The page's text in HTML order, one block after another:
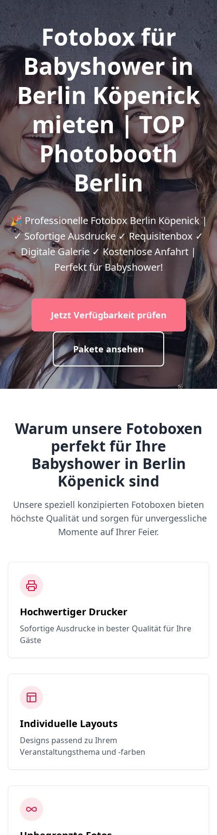
Fotobox für
Babyshower in
Berlin Köpenick
mieten | TOP
Photobooth
Berlin
🎉 Professionelle Fotobox Berlin Köpenick |
✓ Sofortige Ausdrucke ✓ Requisitenbox ✓
Digitale Galerie ✓ Kostenlose Anfahrt |
Perfekt für Babyshower!
Jetzt Verfügbarkeit prüfen
Pakete ansehen
Warum unsere Fotoboxen
perfekt für Ihre
Babyshower in Berlin
Köpenick sind
Unsere speziell konzipierten Fotoboxen bieten
höchste Qualität und sorgen für unvergessliche
Momente auf Ihrer Feier.
Hochwertiger Drucker
Sofortige Ausdrucke in bester Qualität für Ihre
Gäste
Individuelle Layouts
Designs passend zu Ihrem
Veranstaltungsthema und -farben